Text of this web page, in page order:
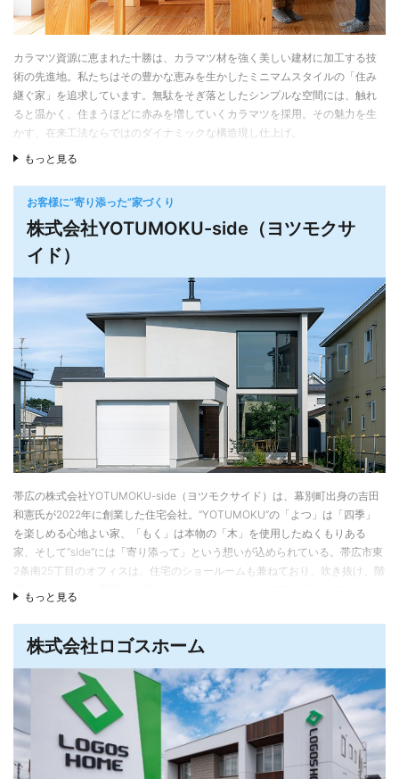
また、大工や職人の地位向上と待遇改善にも取り組み、匠創建という会社を
設立。現在30数名が所属し、基礎工事から造作、木工事、内装工事などさま
いう十勝でもトップクラスの住宅建築を支えている。匠創建では大工や職人
は月給制。福利厚生制度を整備し、毎年若い大工を採用し育成。現場は1日5
回清掃するなど、人間性やマナーの向上にも力を注いでいる。
お引き渡ししてからがお付き合いの始まり
住宅が完成すると、社員や工事関係者、お客様が集まって「お引き渡し式」
気持ちや感動を忘れずに、この日から大切に家を育てていってほしい気持ち
お引き渡し後のアフターサービスに力を入れているのも特徴。建築後3ヵ月、
6ヵ月、1年、3年、5年、10年、15年とアフターフォロー訪問をしている。
さらに年に１度、ホーム創建で家を建てたOB施主とその家族を一堂に集めた
「ふれあい焼肉会」を実施。近年は700名を超える一大イベントとして定着し
ている。このほか、OB施主限定のポイントクラブ制度や、節目にお花を届け
る「周年花」など、お客様を大切にする気持ちを形にしている。
カラマツ資源に恵まれた十勝は、カラマツ材を強く美しい建材に加工する技
術の先進地。私たちはその豊かな恵みを生かしたミニマムスタイルの「住み
継ぐ家」を追求しています。無駄をそぎ落としたシンプルな空間には、触れ
ると温かく、住まうほどに赤みを増していくカラマツを採用。その魅力を生
かす、在来工法ならではのダイナミックな構造現し仕上げ。
地元の素材を知り尽くした十勝の職人、大工が自然素材の魅力を引き出しま
めます。私たちと一緒に、100年後もその価値を失うことがなく、豊かな暮ら
し方を実現できる十勝の家を建ててみませんか。
もっと見る
お客様に“寄り添った”家づくり
株式会社YOTUMOKU-side（ヨツモクサ
イド）
帯広の株式会社YOTUMOKU-side（ヨツモクサイド）は、幕別町出身の吉田
和憲氏が2022年に創業した住宅会社。“YOTUMOKU”の「よつ」は「四季」
を楽しめる心地よい家、「もく」は本物の「木」を使用したぬくもりある
家、そして“side”には「寄り添って」という想いが込められている。帯広市東
2条南25丁目のオフィスは、住宅のショールームも兼ねており、吹き抜け、階
りのヒントがたくさん聞ける。
20代で構造や仕組み、30代で設計・デザインを学ぶ
吉田社長は、子どもの頃から機械を分解したり、自宅の間取りをどう改造し
たら生活動線が良くなるかを考えるなど、構造や仕組みを探求するのが好き
で、いずれは「自分の手で住む人にあった家を建てる工務店を創業したい」
と思い描いていた。
20代の頃は地場ビルダーで施工管理者として働き、年間約30棟近く住宅を担
もっと見る
株式会社ロゴスホーム